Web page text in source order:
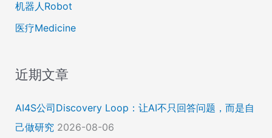
机器人Robot
医疗Medicine
近期文章
AI4S公司Discovery Loop：让AI不只回答问题，而是自
己做研究 2026-08-06